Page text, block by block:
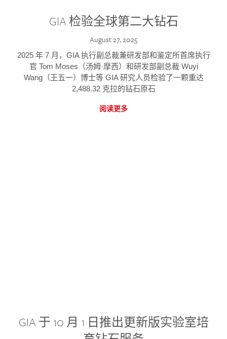
GIA 检验全球第二大钻石
August 27, 2025
2025 年 7 月，GIA 执行副总裁兼研发部和鉴定所首席执行
官 Tom Moses（汤姆·摩西）和研发部副总裁 Wuyi
Wang（王五一）博士等 GIA 研究人员检验了一颗重达
2,488.32 克拉的钻石原石
阅读更多
GIA 于 10 月 1 日推出更新版实验室培